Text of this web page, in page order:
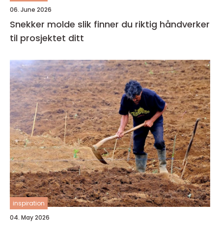
06. June 2026
Snekker molde slik finner du riktig håndverker
til prosjektet ditt
inspiration
04. May 2026